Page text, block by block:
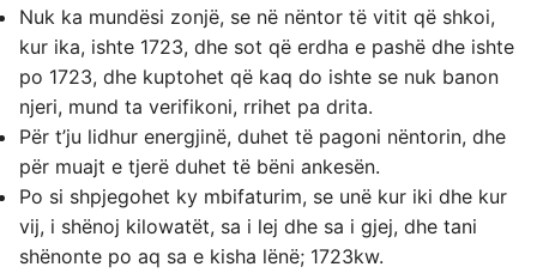
Nuk ka mundësi zonjë, se në nëntor të vitit që shkoi,
kur ika, ishte 1723, dhe sot që erdha e pashë dhe ishte
po 1723, dhe kuptohet që kaq do ishte se nuk banon
njeri, mund ta verifikoni, rrihet pa drita.
Për t’ju lidhur energjinë, duhet të pagoni nëntorin, dhe
për muajt e tjerë duhet të bëni ankesën.
Po si shpjegohet ky mbifaturim, se unë kur iki dhe kur
vij, i shënoj kilowatët, sa i lej dhe sa i gjej, dhe tani
shënonte po aq sa e kisha lënë; 1723kw.